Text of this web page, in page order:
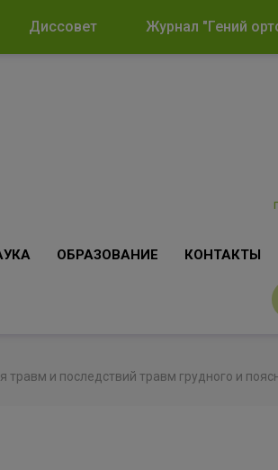
Диссовет Журнал "Гений
ОБРАЗОВАНИЕ КОНТАКТЫ
травм и последствий травм грудного и